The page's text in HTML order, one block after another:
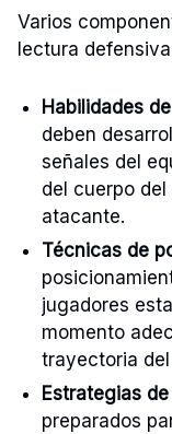
Varios
lectura
Habilidades
deben
señales del
del cuerpo
atacante.
Técnicas de
jugadores
momento
trayectoria del
Estrategias
preparados